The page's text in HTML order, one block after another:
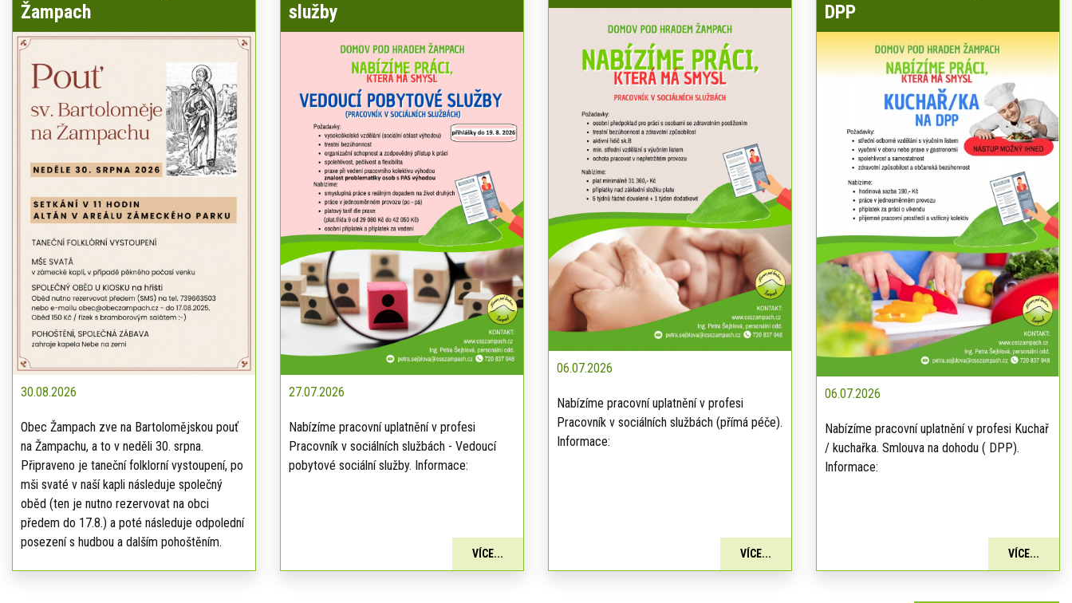
Žampach
30.08.2026
Obec Žampach zve na Bartolomějskou pouť
na Žampachu, a to v neděli 30. srpna.
Připraveno je taneční folklorní vystoupení, po
mši svaté v naší kapli následuje společný
oběd (ten je nutno rezervovat na obci
předem do 17.8.) a poté následuje odpolední
posezení s hudbou a dalším pohoštěním.
služby
27.07.2026
Nabízíme pracovní uplatnění v profesi
Pracovník v sociálních službách - Vedoucí
pobytové sociální služby. Informace:
VÍCE...
06.07.2026
Nabízíme pracovní uplatnění v profesi
Pracovník v sociálních službách (přímá péče).
Informace:
VÍCE...
DPP
06.07.2026
Nabízíme pracovní uplatnění v profesi Kuchař
/ kuchařka. Smlouva na dohodu ( DPP).
Informace:
VÍCE...